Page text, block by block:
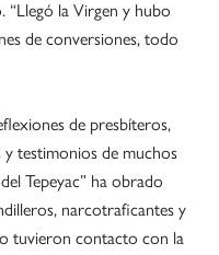
“Llegó la Virgen y hubo
de conversiones, todo
de presbíteros,
testimonios de muchos
Tepeyac” ha obrado
narcotraficantes y
tuvieron contacto con la